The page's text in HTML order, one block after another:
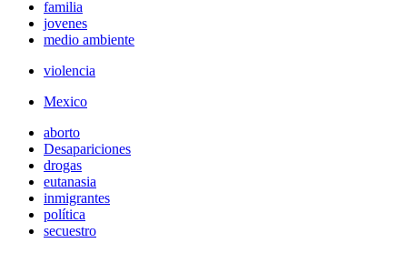
familia
jovenes
medio ambiente
violencia
Mexico
aborto
Desapariciones
drogas
eutanasia
inmigrantes
política
secuestro